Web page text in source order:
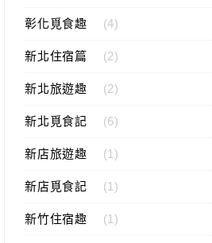
彰化覓食趣 (4)
新北住宿篇 (2)
新北旅遊趣 (2)
新北覓食記 (6)
新店旅遊趣 (1)
新店覓食記 (1)
新竹住宿趣 (1)